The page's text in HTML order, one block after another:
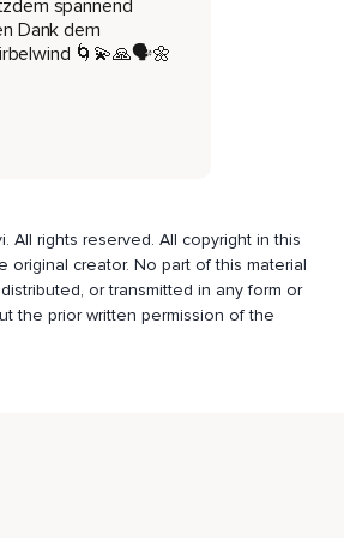
immer so voll wow,
und irgendwie,
Konzepte,
spannend
Dank dem
🌀💫🙏🗣️🌼
All rights reserved. All copyright in this
original creator. No part of this material
or transmitted in any form or
the prior written permission of the